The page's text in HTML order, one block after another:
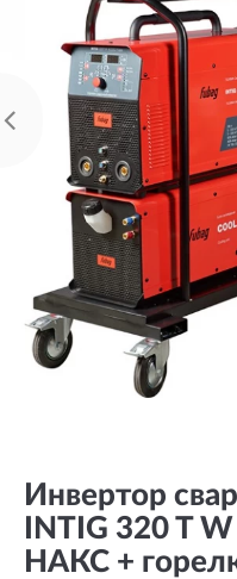
Инвертор
INTIG 320 T
НАКС +